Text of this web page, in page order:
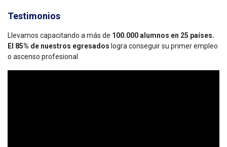
Testimonios
Llevamos capacitando a más de 100.000 alumnos en 25 países.
El 85% de nuestros egresados logra conseguir su primer empleo
o ascenso profesional